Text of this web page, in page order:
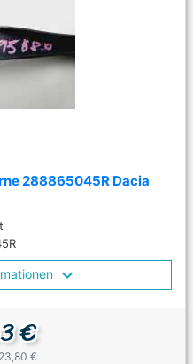
288865045R Dacia
€
€